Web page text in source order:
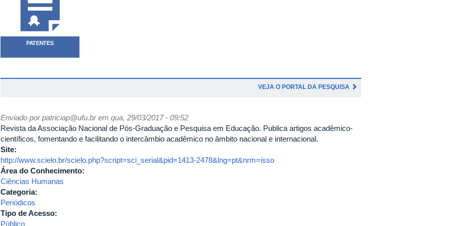
PATENTES
VEJA O PORTAL DA PESQUISA
Enviado porpatriciap@ufu.brem qua, 29/03/2017 - 09:52
Revista da Associação Nacional de Pós-Graduação e Pesquisa em Educação. Publica artigos acadêmico-
científicos, fomentando e facilitando o intercâmbio acadêmico no âmbito nacional e internacional.
Site:
http://www.scielo.br/scielo.php?script=sci_serial&pid=1413-2478&lng=pt&nrm=isso
Área do Conhecimento:
Ciências Humanas
Categoria:
Periódicos
Tipo de Acesso:
Público